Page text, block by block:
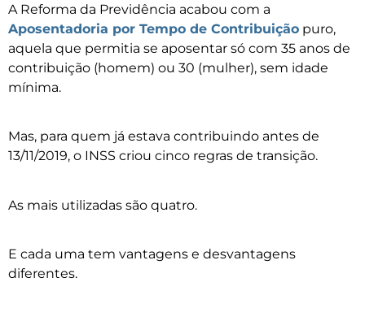
A Reforma da Previdência acabou com a
Aposentadoria por Tempo de Contribuição puro,
aquela que permitia se aposentar só com 35 anos de
contribuição (homem) ou 30 (mulher), sem idade
mínima.
Mas, para quem já estava contribuindo antes de
13/11/2019, o INSS criou cinco regras de transição.
As mais utilizadas são quatro.
E cada uma tem vantagens e desvantagens
diferentes.